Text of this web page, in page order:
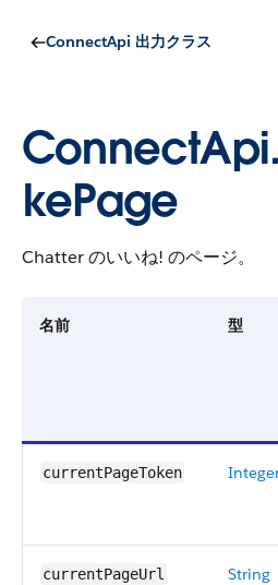
ConnectApi 出力クラス
kePage
Chatter のいいね! のページ。
名前 型
currentPageToken
currentPageUrl String